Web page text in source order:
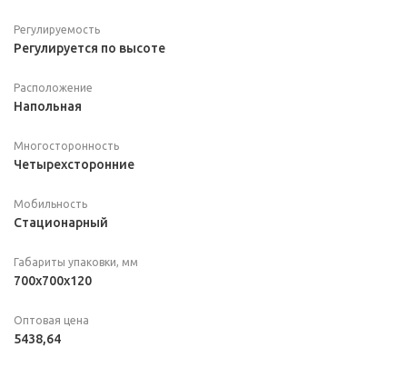
Регулируемость
Регулируется по высоте
Расположение
Напольная
Многосторонность
Четырехсторонние
Мобильность
Стационарный
Габариты упаковки, мм
700х700х120
Оптовая цена
5438,64